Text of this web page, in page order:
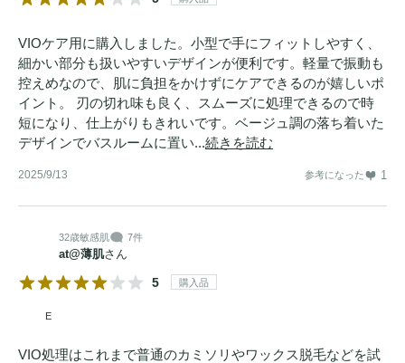
VIOケア用に購入しました。小型で手にフィットしやすく、
細かい部分も扱いやすいデザインが便利です。軽量で振動も
控えめなので、肌に負担をかけずにケアできるのが嬉しいポ
イント。 刃の切れ味も良く、スムーズに処理できるので時
短になり、仕上がりもきれいです。ベージュ調の落ち着いた
デザインでバスルームに置い...続きを読む
2025/9/13 参考になった 1
32歳敏感肌 7件
at@薄肌さん
5 購入品
E
VIO処理はこれまで普通のカミソリやワックス脱毛などを試